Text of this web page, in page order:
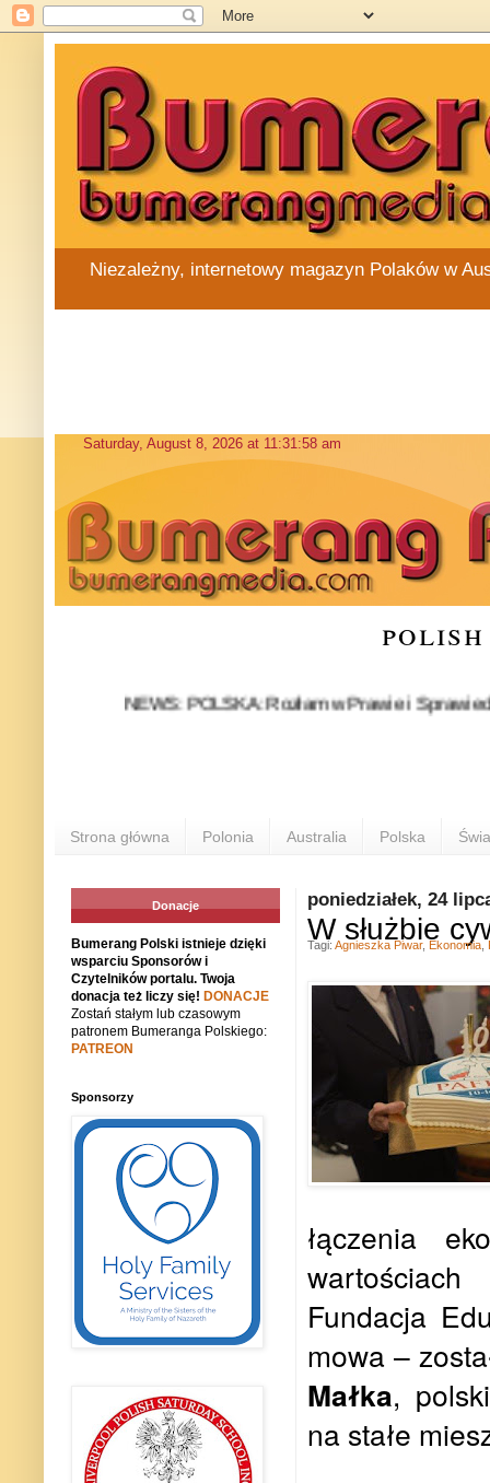
Niezależny, internetowy magazyn Polaków w
NEWS: POLSKA: Rozłam w Prawie i
Strona główna Polonia Australia Polska
poniedziałek, 24
W służbie
łączenia
Fundacja
mowa –
Małka,
na stałe
Tagi: Agnieszka Piwar, Ekonomia
Donacje
Bumerang Polski istnieje dzięki
wsparciu Sponsorów i
Czytelników portalu. Twoja
donacja też liczy się! DONACJE
Zostań stałym lub czasowym
patronem Bumeranga Polskiego:
PATREON
Sponsorzy